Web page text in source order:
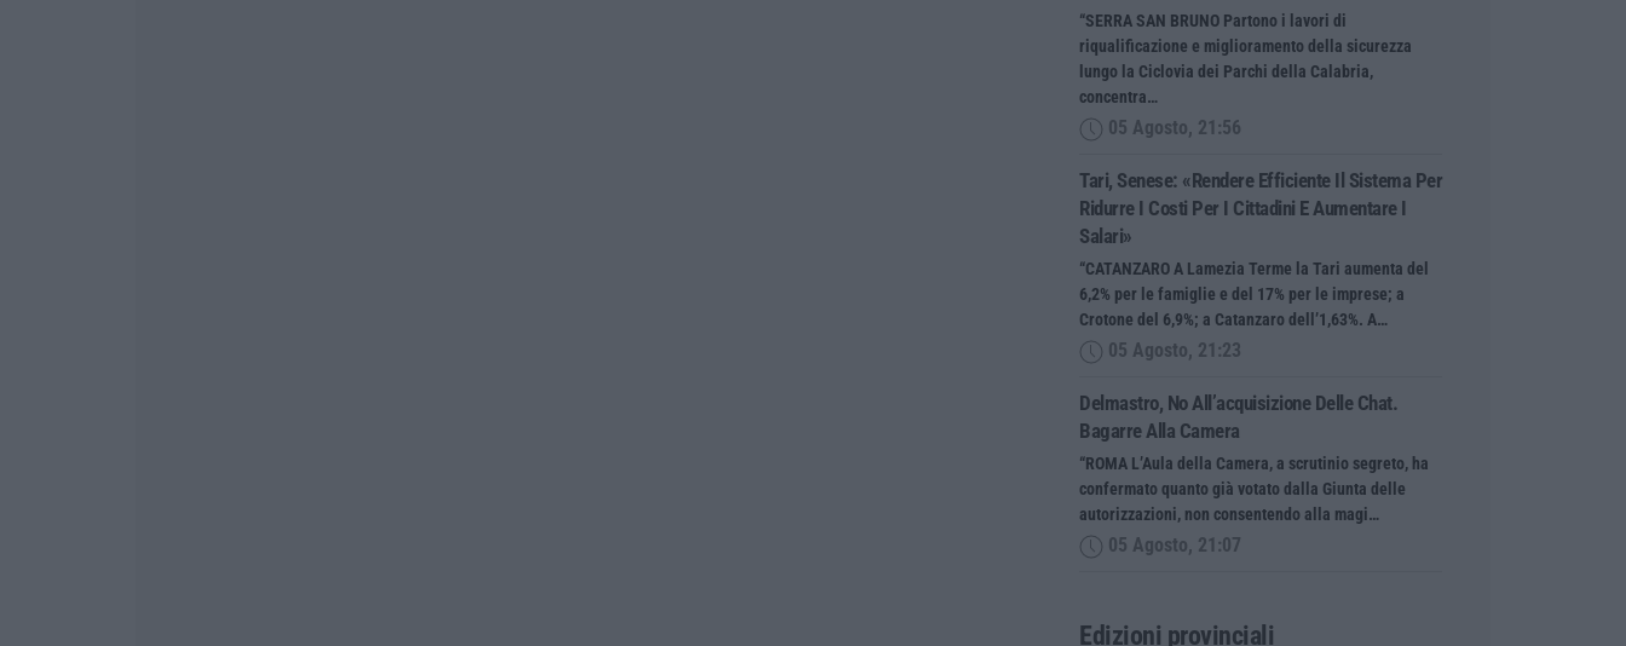
“SERRA SAN BRUNO Partono i lavori di
riqualificazione e miglioramento della sicurezza
lungo la Ciclovia dei Parchi della Calabria,
concentra…
05 Agosto, 21:56
Tari, Senese: «Rendere Efficiente Il Sistema Per
Ridurre I Costi Per I Cittadini E Aumentare I
Salari»
“CATANZARO A Lamezia Terme la Tari aumenta del
6,2% per le famiglie e del 17% per le imprese; a
Crotone del 6,9%; a Catanzaro dell’1,63%. A…
05 Agosto, 21:23
Delmastro, No All’acquisizione Delle Chat.
Bagarre Alla Camera
“ROMA L’Aula della Camera, a scrutinio segreto, ha
confermato quanto già votato dalla Giunta delle
autorizzazioni, non consentendo alla magi…
05 Agosto, 21:07
Edizioni provinciali